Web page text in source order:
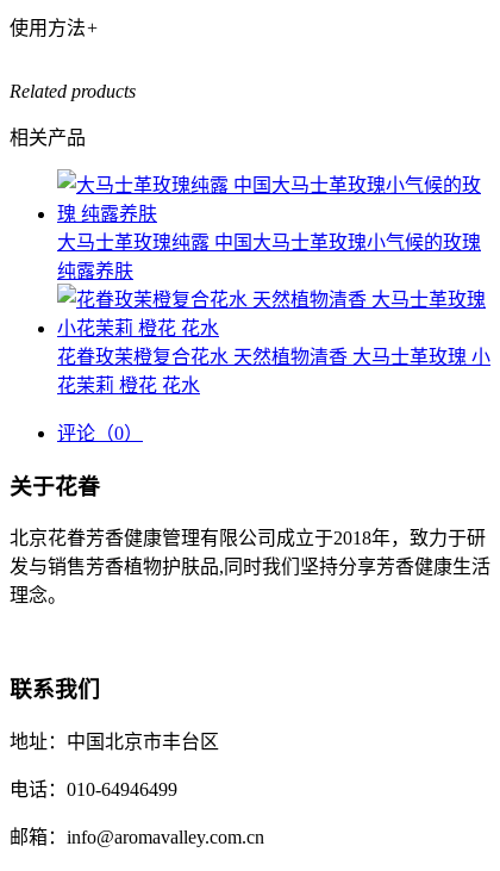
使用方法+
Related products
相关产品
大马士革玫瑰纯露 中国大马士革玫瑰小气候的玫瑰
纯露养肤
花眷玫茉橙复合花水 天然植物清香 大马士革玫瑰 小
花茉莉 橙花 花水
评论 （0）
关于花眷
北京花眷芳香健康管理有限公司成立于2018年，致力于研
发与销售芳香植物护肤品,同时我们坚持分享芳香健康生活
理念。
联系我们
地址：中国北京市丰台区
电话：010-64946499
邮箱：info@aromavalley.com.cn